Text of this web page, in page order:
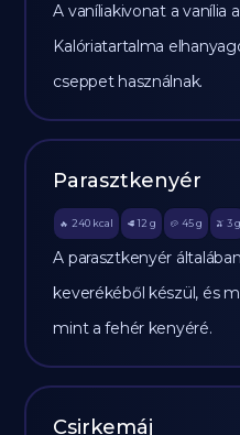
A vaníliakivonat a vanília
Kalóriatartalma
cseppet használnak.
Parasztkenyér
🔥 240 kcal 🥩 12 g 🥔 45g 🫒 3 g
A parasztkenyér
keverékéből készül, és
mint a fehér kenyéré.
Csirkemáj